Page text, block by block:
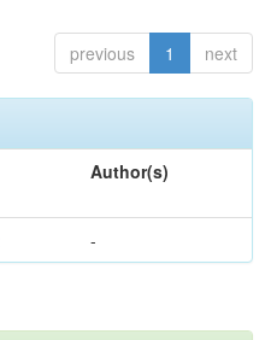
previous 1 next
Author(s)
-